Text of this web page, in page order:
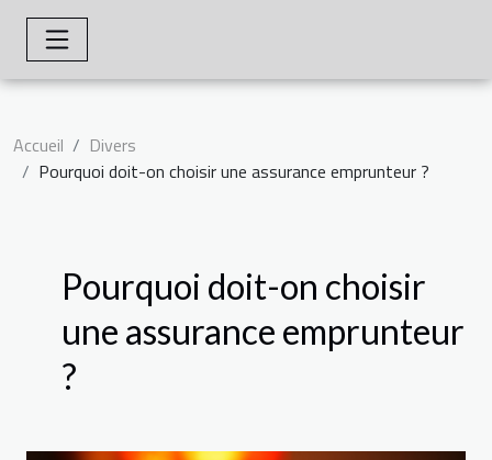
Accueil
Divers
Pourquoi doit-on choisir une assurance emprunteur ?
Pourquoi doit-on choisir
une assurance emprunteur
?